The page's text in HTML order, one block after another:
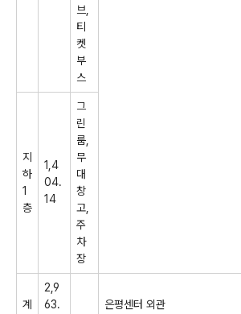
브
티
켓
부
스
지
하
1
층
1,4
04.
14
그
린
룸
무
대
창
고
주
차
장
계
2,9
63.
은평센터 외관